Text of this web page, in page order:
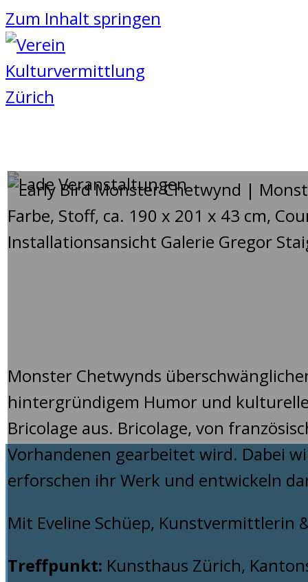
Zum Inhalt springen
Monster Chetwynds
hintergründigem Humor und
Bricolage aus. Bricolage, von
Vorhandenen gearbeitet wird. Dabei
erforschen ihr Werk und entwickeln
Mit Eveline Schüep, Kunstvermittlerin
Treffpunkt: Kunsthaus Zürich,